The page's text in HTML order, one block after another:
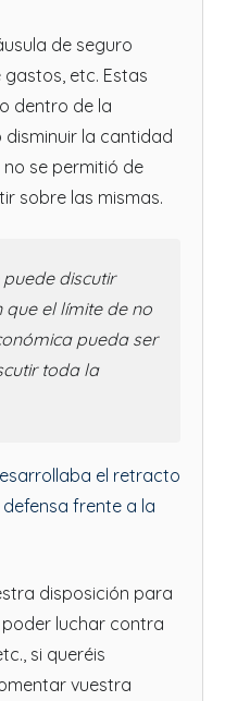
de seguro
etc. Estas
dentro de la
la cantidad
se permitió de
sobre las mismas.
puede discutir
el límite de no
pueda ser
toda la
el retracto
frente a la
disposición para
luchar contra
si queréis
vuestra